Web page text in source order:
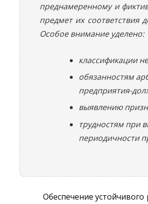
преднамеренному и
предмет их соответствия
Особое внимание уделено:
классификации
обязанностям
предприятия-
выявлению
трудностям при
периодичности
Обеспечение